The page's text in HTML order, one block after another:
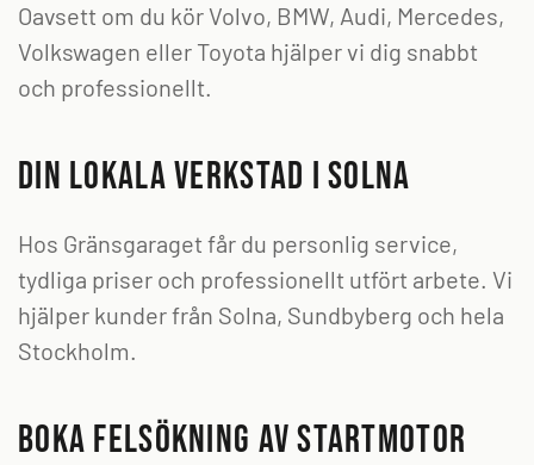
Oavsett om du kör Volvo, BMW, Audi, Mercedes,
Volkswagen eller Toyota hjälper vi dig snabbt
och professionellt.
Din lokala verkstad i Solna
Hos Gränsgaraget får du personlig service,
tydliga priser och professionellt utfört arbete. Vi
hjälper kunder från Solna, Sundbyberg och hela
Stockholm.
Boka felsökning av startmotor